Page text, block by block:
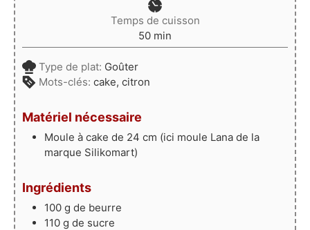
Temps de cuisson
50minutes
min
Type de plat: Goûter
Mots-clés: cake, citron
Matériel nécessaire
Moule à cake de 24 cm (ici moule Lana de la
marque Silikomart)
Ingrédients
100 g de beurre
110 g de sucre